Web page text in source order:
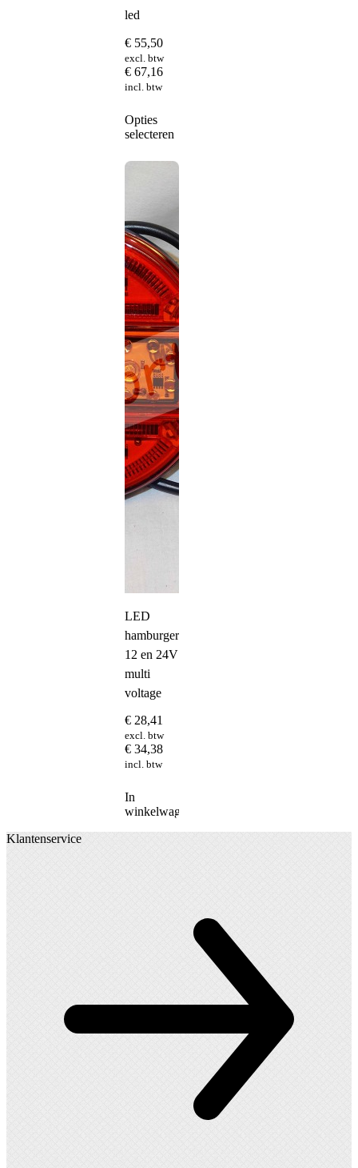
led
€ 55,50
excl. btw
€ 67,16
incl. btw
Opties
selecteren
meerdere
optie
gekozen
worden
op
de
productpagina
LED
hamburgerachterlicht
12 en 24V
multi
voltage
€ 28,41
excl. btw
€ 34,38
incl. btw
In
winkelwagen
Klantenservice